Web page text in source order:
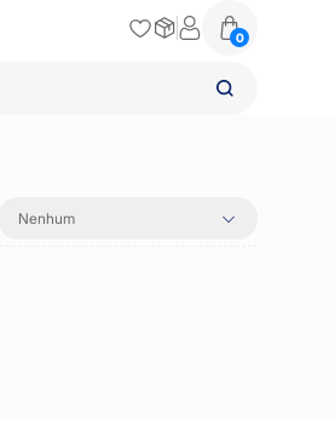
0
Nenhum